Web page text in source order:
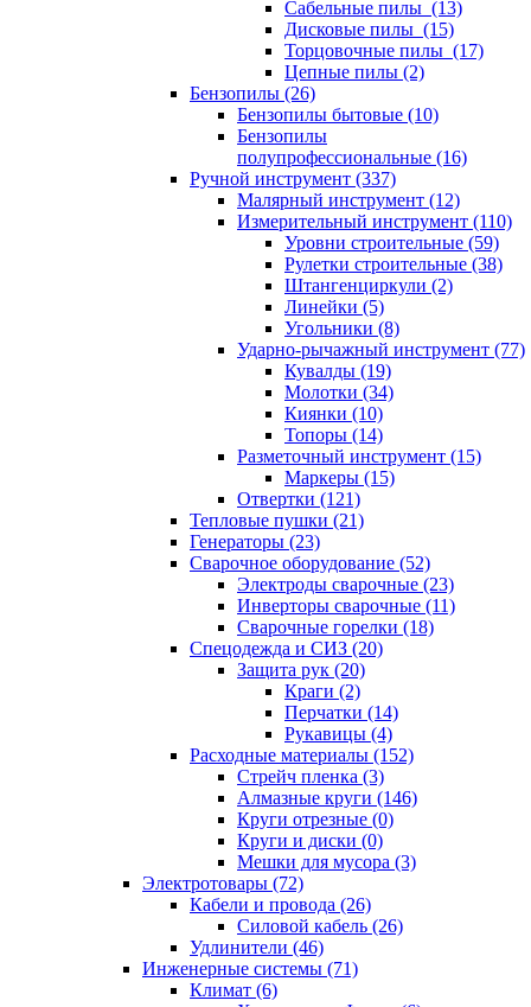
Сабельные пилы (13)
Дисковые пилы (15)
Торцовочные пилы (17)
Цепные пилы (2)
Бензопилы (26)
Бензопилы бытовые (10)
Бензопилы
полупрофессиональные (16)
Ручной инструмент (337)
Малярный инструмент (12)
Измерительный инструмент (110)
Уровни строительные (59)
Рулетки строительные (38)
Штангенциркули (2)
Линейки (5)
Угольники (8)
Ударно-рычажный инструмент (77)
Кувалды (19)
Молотки (34)
Киянки (10)
Топоры (14)
Разметочный инструмент (15)
Маркеры (15)
Отвертки (121)
Тепловые пушки (21)
Генераторы (23)
Сварочное оборудование (52)
Электроды сварочные (23)
Инверторы сварочные (11)
Сварочные горелки (18)
Спецодежда и СИЗ (20)
Защита рук (20)
Краги (2)
Перчатки (14)
Рукавицы (4)
Расходные материалы (152)
Стрейч пленка (3)
Алмазные круги (146)
Круги отрезные (0)
Круги и диски (0)
Мешки для мусора (3)
Электротовары (72)
Кабели и провода (26)
Силовой кабель (26)
Удлинители (46)
Инженерные системы (71)
Климат (6)